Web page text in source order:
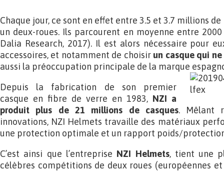
Chaque jour, ce sont en effet entre 3.5 et 3.7 millions
un deux-roues. Ils parcourent en moyenne entre
Dalia Research, 2017). Il est alors nécessaire pour
accessoires, et notamment de choisirun casque qui
aussi la préoccupation principale de la marque
Depuis la fabrication de son premier
casque en fibre de verre en 1983, NZI a
produit plus de 21 millions de casques. Mêlant
innovations, NZI Helmets travaille des matériaux
une protection optimale et un rapport poids/
C’est ainsi que l’entreprise NZI Helmets, tient une
célèbres compétitions de deux roues (européennes